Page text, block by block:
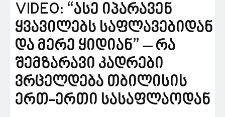
VIDEO: “ასე იპარავენ
ყვავილებს საფლავებიდან
და მერე ყიდიან” – რა
შემზარავი კადრები
ვრცელდება თბილისის
ერთ-ერთი სასაფლაოდან